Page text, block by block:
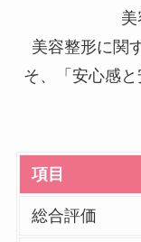
美
美容整形に関
そ、「安心感
項目
総合評価